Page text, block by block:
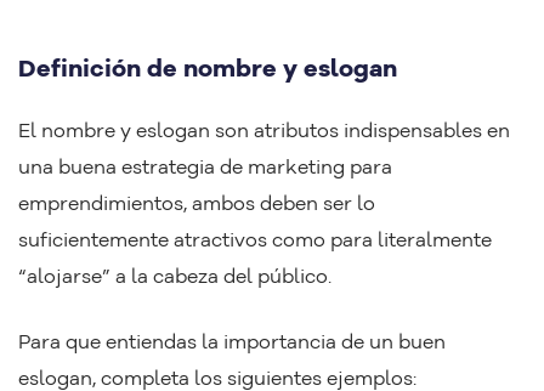
Definición de nombre y eslogan
El nombre y eslogan son atributos indispensables en
una buena estrategia de marketing para
emprendimientos, ambos deben ser lo
suficientemente atractivos como para literalmente
“alojarse” a la cabeza del público.
Para que entiendas la importancia de un buen
eslogan, completa los siguientes ejemplos: